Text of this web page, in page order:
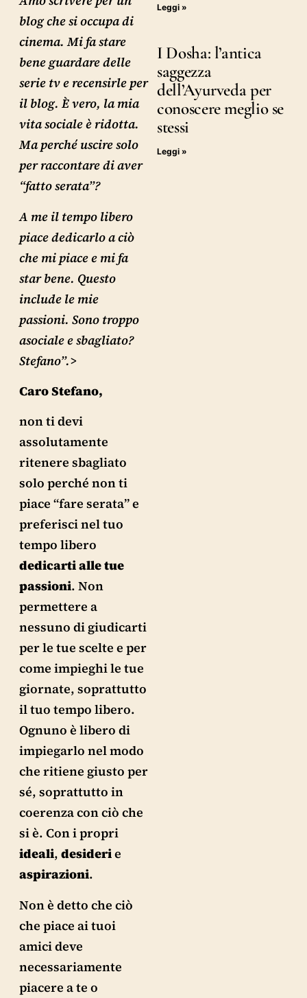
blog che si occupa di
cinema. Mi fa stare
bene guardare delle
serie tv e recensirle per
il blog. È vero, la mia
vita sociale è ridotta.
Ma perché uscire solo
per raccontare di aver
“fatto serata”?
A me il tempo libero
piace dedicarlo a ciò
che mi piace e mi fa
star bene. Questo
include le mie
passioni. Sono troppo
asociale e sbagliato?
Stefano”.>
Caro Stefano,
non ti devi
assolutamente
ritenere sbagliato
solo perché non ti
piace “fare serata” e
preferisci nel tuo
tempo libero
dedicarti alle tue
passioni. Non
permettere a
nessuno di giudicarti
per le tue scelte e per
come impieghi le tue
giornate, soprattutto
il tuo tempo libero.
Ognuno è libero di
impiegarlo nel modo
che ritiene giusto per
sé, soprattutto in
coerenza con ciò che
si è. Con i propri
ideali, desiderie
aspirazioni.
Non è detto che ciò
che piace ai tuoi
amici deve
necessariamente
piacere a te o
Leggi »
I Dosha: l’antica
saggezza
dell’Ayurveda per
conoscere meglio se
stessi
Leggi »